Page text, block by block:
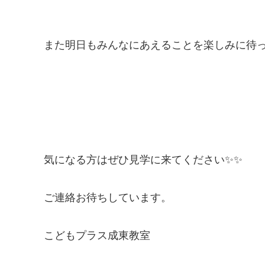
また明日もみんなにあえることを楽しみに待
気になる方はぜひ見学に来てください✨✨
ご連絡お待ちしています。
こどもプラス成東教室